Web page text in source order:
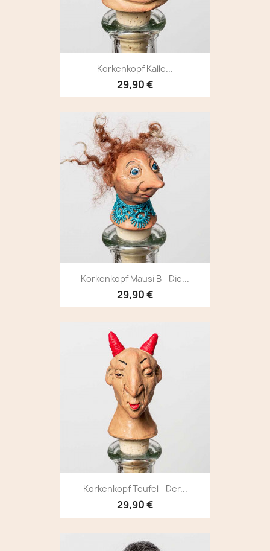
Korkenkopf Kalle...
29,90 €
Korkenkopf Mausi B - Die...
29,90 €
Korkenkopf Teufel - Der...
29,90 €